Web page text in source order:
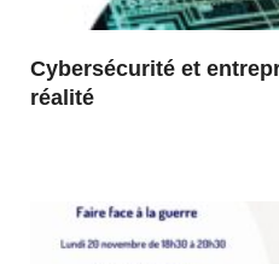
Cybersécurité et
réalité